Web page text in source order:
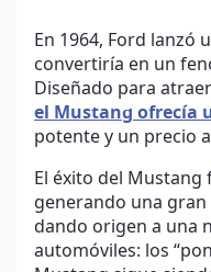
En 1964, Ford lanzó
convertiría en un
Diseñado para
el Mustang ofrecía
potente y un precio
El éxito del
generando una
dando origen a una
automóviles: los